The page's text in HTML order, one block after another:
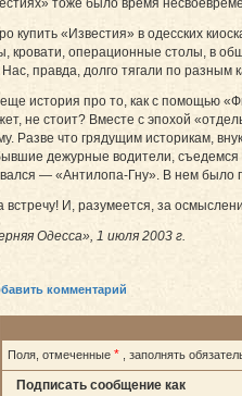
купить «Известия» в одесских
кровати, операционные столы, в
правда, долго тягали по разным
история про то, как с помощью
не стоит? Вместе с эпохой
Разве что грядущим историкам,
дежурные водители, съедемся
— «Антилопа-Гну». В нем было
встречу! И, разумеется, за
Одесса», 1 июля 2003 г.
комментарий
Поля, отмеченные * , заполнять
Подписать сообщение как